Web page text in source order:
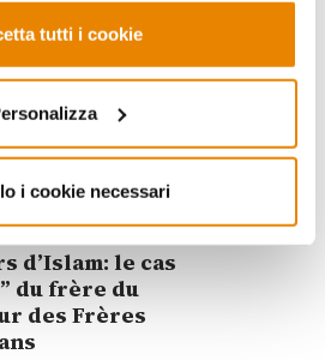
tutti i cookie
i cookie necessari
SOCIÉTÉ
d’Islam: le cas
du frère du
des Frères